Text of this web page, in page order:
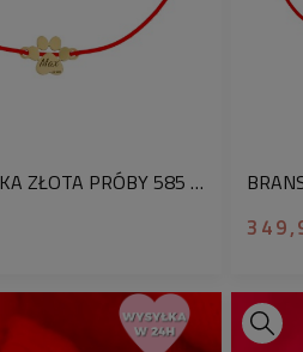
BRANSOLETKA ZŁOTA PRÓBY 585 Z GRAWEREM ŁAPKA CZWORONOGA CZERWONA JEDWABNA NIĆ